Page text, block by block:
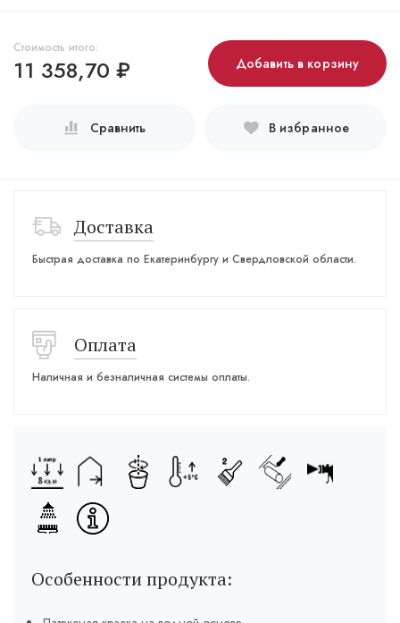
Стоимость итого:
11 358,70 ₽ Добавить в корзину
Сравнить В избранное
Доставка
Быстрая доставка по Екатеринбургу и Свердловской области.
Оплата
Наличная и безналичная системы оплаты.
Особенности продукта: